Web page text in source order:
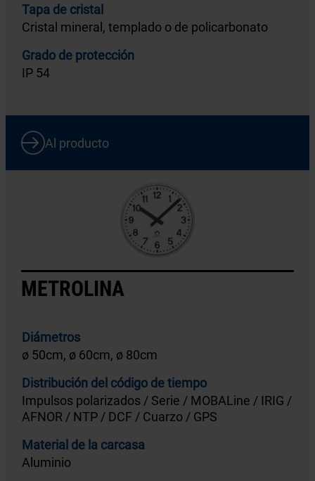
Tapa de cristal
Cristal mineral, templado o de policarbonato
Grado de protección
IP 54
Al producto
METROLINA
Diámetros
ø 50cm, ø 60cm, ø 80cm
Distribución del código de tiempo
Impulsos polarizados / Serie / MOBALine / IRIG /
AFNOR / NTP / DCF / Cuarzo / GPS
Material de la carcasa
Aluminio